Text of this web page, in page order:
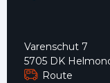
Varenschut 7
5705 DK
Route